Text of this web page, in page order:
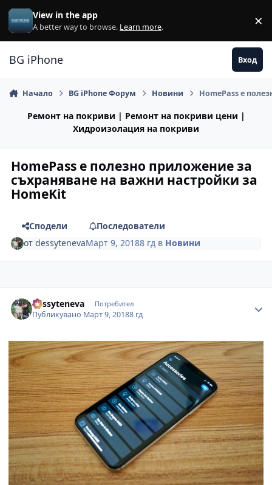
Премини към съдържанието
View in the app
A better way to browse. Learn more. ×
BG iPhone Вход
Начало BG iPhone Форум Новини HomePass е
Ремонт на покриви | Ремонт на покриви цени |
Хидроизолация на покриви
HomePass е полезно приложение за
съхраняване на важни настройки за
HomeKit
Сподели
Последователи
отdessytenevaМарт 9, 20188 гд в Новини
dessyteneva Потребител
Публикувано Март 9, 20188 гд